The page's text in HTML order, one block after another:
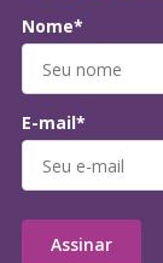
Nome*
E-mail*
Assinar